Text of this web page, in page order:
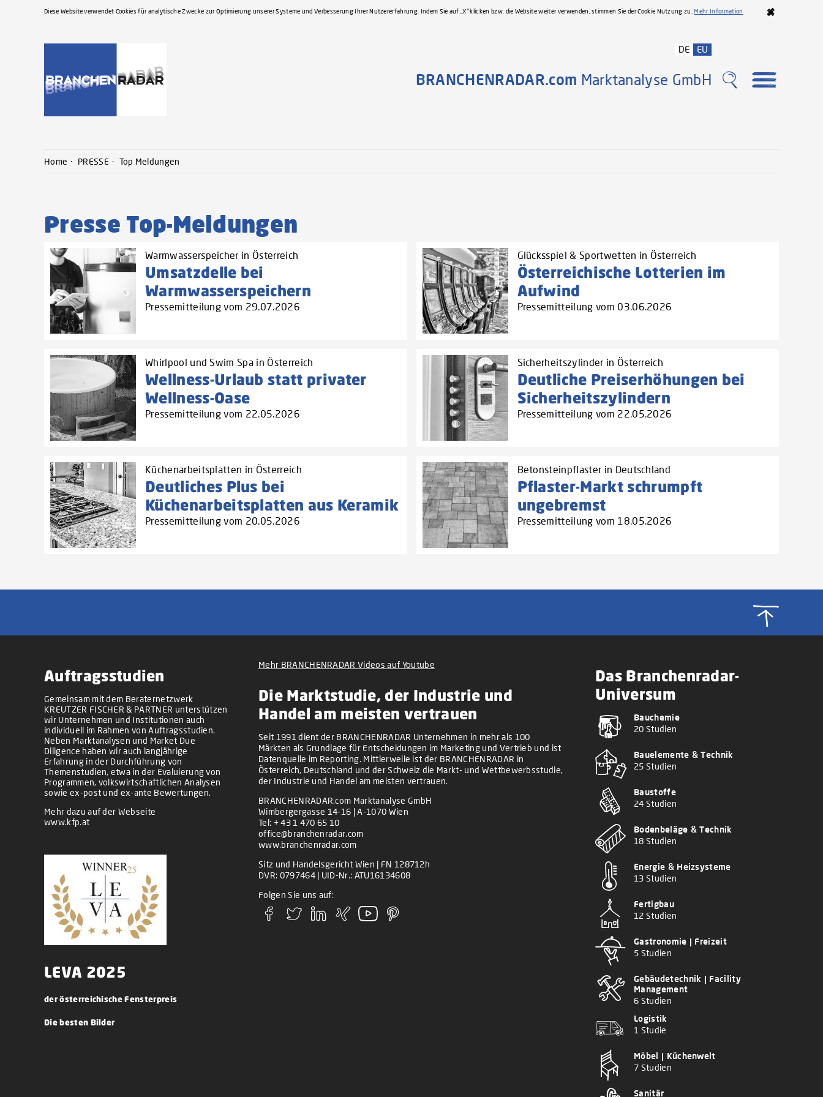
Diese Website verwendet Cookies für analytische Zwecke zur Optimierung unserer Systeme und Verbesserung Ihrer Nutzererfahrung. Indem Sie auf „X“ klicken bzw. die Website weiter verwenden, stimmen Sie der Cookie Nutzung zu.Mehr Information
BRANCHENRADAR.com Marktanalyse GmbH
DE EU
Home PRESSE Top Meldungen
Presse Top-Meldungen
Warmwasserspeicher in Österreich
Umsatzdelle bei
Warmwasserspeichern
Pressemitteilung vom 29.07.2026
Glücksspiel & Sportwetten in Österreich
Österreichische Lotterien im
Aufwind
Pressemitteilung vom 03.06.2026
Whirlpool und Swim Spa in Österreich
Wellness-Urlaub statt privater
Wellness-Oase
Pressemitteilung vom 22.05.2026
Sicherheitszylinder in Österreich
Deutliche Preiserhöhungen bei
Sicherheitszylindern
Pressemitteilung vom 22.05.2026
Küchenarbeitsplatten in Österreich
Deutliches Plus bei
Küchenarbeitsplatten aus Keramik
Pressemitteilung vom 20.05.2026
Betonsteinpflaster in Deutschland
Pflaster-Markt schrumpft
ungebremst
Pressemitteilung vom 18.05.2026
Auftragsstudien
Gemeinsam mit dem Beraternetzwerk
KREUTZER FISCHER & PARTNER unterstützen
wir Unternehmen und Institutionen auch
individuell im Rahmen von Auftragsstudien.
Neben Marktanalysen und Market Due
Diligence haben wir auch langjährige
Erfahrung in der Durchführung von
Themenstudien, etwa in der Evaluierung von
Programmen, volkswirtschaftlichen Analysen
sowie ex-post und ex-ante Bewertungen.
Mehr dazu auf der Webseite
www.kfp.at
LEVA 2025
der österreichische Fensterpreis
Die besten Bilder
Mehr BRANCHENRADAR Videos auf Youtube
Die Marktstudie, der Industrie und
Handel am meisten vertrauen
Seit 1991 dient der BRANCHENRADAR Unternehmen in mehr als 100
Märkten als Grundlage für Entscheidungen im Marketing und Vertrieb und ist
Datenquelle im Reporting. Mittlerweile ist der BRANCHENRADAR in
Österreich, Deutschland und der Schweiz die Markt- und Wettbewerbsstudie,
der Industrie und Handel am meisten vertrauen.
BRANCHENRADAR.com Marktanalyse GmbH
Wimbergergasse 14-16 | A-1070 Wien
Tel: + 43 1 470 65 10
office@branchenradar.com
www.branchenradar.com
Sitz und Handelsgericht Wien | FN 128712h
DVR: 0797464 | UID-Nr.: ATU16134608
Folgen Sie uns auf:
Das Branchenradar-
Universum
Bauchemie
20 Studien
Bauelemente & Technik
25 Studien
Baustoffe
24 Studien
Bodenbeläge & Technik
18 Studien
Energie & Heizsysteme
13 Studien
Fertigbau
12 Studien
Gastronomie | Freizeit
5 Studien
Gebäudetechnik | Facility
Management
6 Studien
Logistik
1 Studie
Möbel | Küchenwelt
7 Studien
Sanitär